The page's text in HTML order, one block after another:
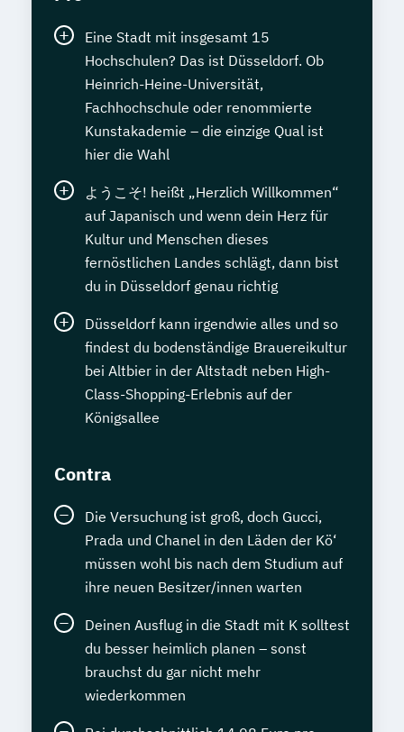
Eine Stadt mit insgesamt 15
Hochschulen? Das ist Düsseldorf. Ob
Heinrich-Heine-Universität,
Fachhochschule oder renommierte
Kunstakademie – die einzige Qual ist
hier die Wahl
ようこそ! heißt „Herzlich Willkommen“
auf Japanisch und wenn dein Herz für
Kultur und Menschen dieses
fernöstlichen Landes schlägt, dann bist
du in Düsseldorf genau richtig
Düsseldorf kann irgendwie alles und so
findest du bodenständige Brauereikultur
bei Altbier in der Altstadt neben High-
Class-Shopping-Erlebnis auf der
Königsallee
Contra
Die Versuchung ist groß, doch Gucci,
Prada und Chanel in den Läden der Kö‘
müssen wohl bis nach dem Studium auf
ihre neuen Besitzer/innen warten
Deinen Ausflug in die Stadt mit K solltest
du besser heimlich planen – sonst
brauchst du gar nicht mehr
wiederkommen